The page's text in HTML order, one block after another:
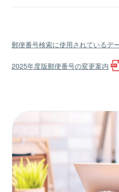
郵便番号検索に使用されているデ
2025年度版郵便番号の変更案内